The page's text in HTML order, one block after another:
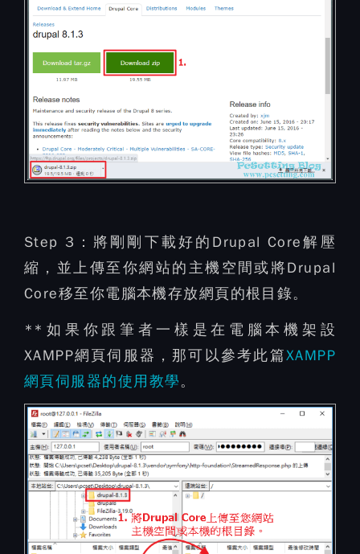
Step 3： 將剛剛下載好的Drupal Core解壓
縮，並上傳至你網站的主機空間或將Drupal
Core移至你電腦本機存放網頁的根目錄。
**如果你跟筆者一樣是在電腦本機架設
XAMPP網頁伺服器，那可以參考此篇XAMPP
網頁伺服器的使用教學。